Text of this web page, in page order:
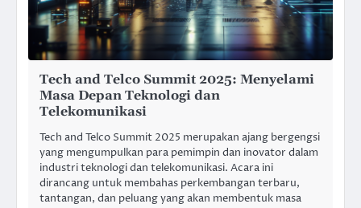
Tech and Telco Summit 2025: Menyelami
Masa Depan Teknologi dan
Telekomunikasi
Tech and Telco Summit 2025 merupakan ajang bergengsi
yang mengumpulkan para pemimpin dan inovator dalam
industri teknologi dan telekomunikasi. Acara ini
dirancang untuk membahas perkembangan terbaru,
tantangan, dan peluang yang akan membentuk masa